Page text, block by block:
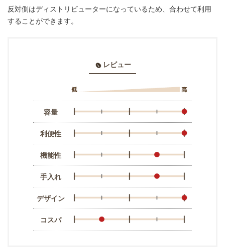
反対側はディストリビューターになっているため、合わせて利用
することができます。
レビュー
容量
利便性
機能性
手入れ
デザイン
コスパ